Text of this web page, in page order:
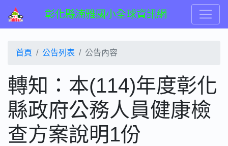
彰化縣湳雅國小全球資訊網
首頁 公告列表 公告內容
轉知：本(114)年度彰化
縣政府公務人員健康檢
查方案說明1份